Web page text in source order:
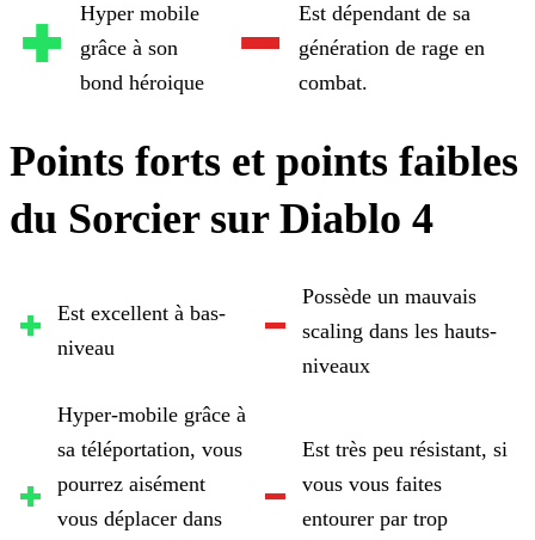
Hyper mobile
grâce à son
bond héroique
Est dépendant de sa
génération de rage en
combat.
Points forts et points faibles
du Sorcier sur Diablo 4
Est excellent à bas-
niveau
Possède un mauvais
scaling dans les hauts-
niveaux
Hyper-mobile grâce à
sa téléportation, vous
pourrez aisément
vous déplacer dans
Est très peu résistant, si
vous vous faites
entourer par trop